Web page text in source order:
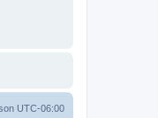
UTC-06:00